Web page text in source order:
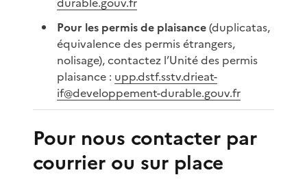
Pour les permis de plaisance(duplicatas,
équivalence des permis étrangers,
nolisage), contactez l’Unité des permis
plaisance : upp.dstf.sstv.drieat-
if@developpement-durable.gouv.fr
Pour nous contacter par
courrier ou sur place